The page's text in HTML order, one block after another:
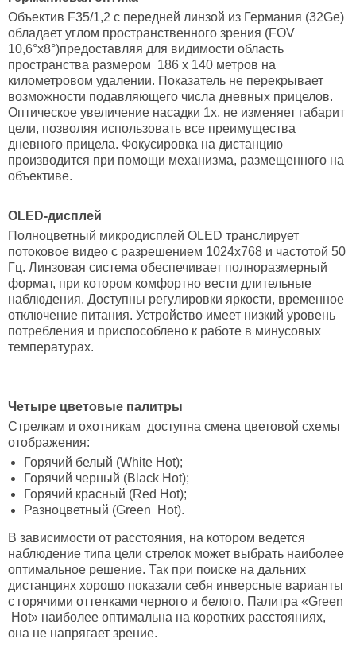
Объектив F35/1,2 с передней линзой из Германия (32Ge)
обладает углом пространственного зрения (FOV
10,6°x8°)предоставляя для видимости область
пространства размером 186 х 140 метров на
километровом удалении. Показатель не перекрывает
возможности подавляющего числа дневных прицелов.
Оптическое увеличение насадки 1х, не изменяет габарит
цели, позволяя использовать все преимущества
дневного прицела. Фокусировка на дистанцию
производится при помощи механизма, размещенного на
объективе.
OLED-дисплей
Полноцветный микродисплей OLED транслирует
потоковое видео с разрешением 1024х768 и частотой 50
Гц. Линзовая система обеспечивает полноразмерный
формат, при котором комфортно вести длительные
наблюдения. Доступны регулировки яркости, временное
отключение питания. Устройство имеет низкий уровень
потребления и приспособлено к работе в минусовых
температурах.
Четыре цветовые палитры
Стрелкам и охотникам доступна смена цветовой схемы
отображения:
Горячий белый (White Hot);
Горячий черный (Black Hot);
Горячий красный (Red Hot);
Разноцветный (Green Hot).
В зависимости от расстояния, на котором ведется
наблюдение типа цели стрелок может выбрать наиболее
оптимальное решение. Так при поиске на дальних
дистанциях хорошо показали себя инверсные варианты
с горячими оттенками черного и белого. Палитра «Green
Hot» наиболее оптимальна на коротких расстояниях,
она не напрягает зрение.